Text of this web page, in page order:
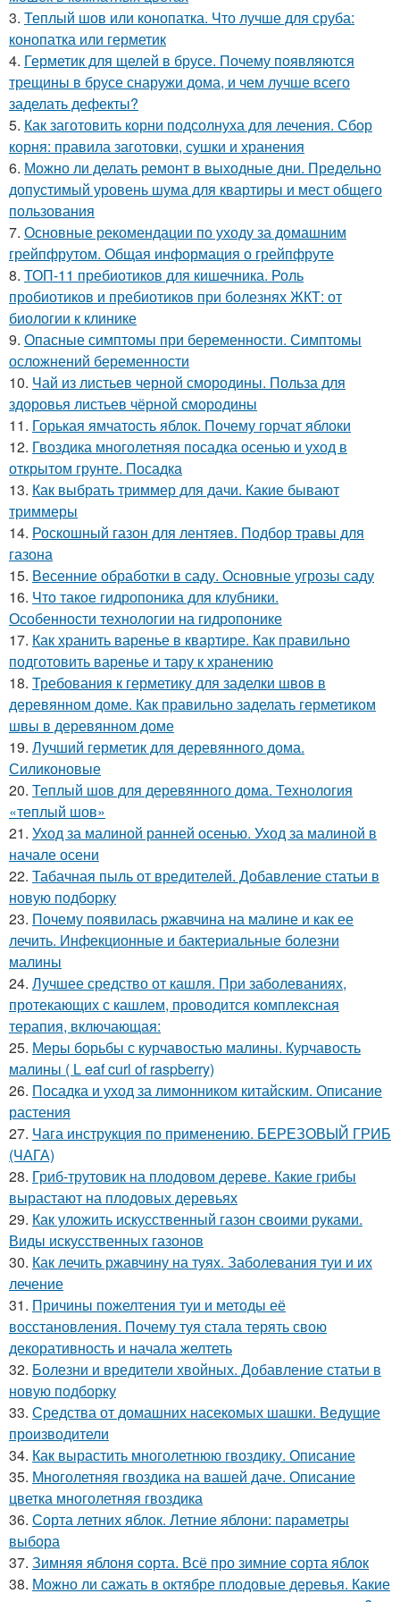
3. Теплый шов или конопатка. Что лучше для сруба:
конопатка или герметик
4. Герметик для щелей в брусе. Почему появляются
трещины в брусе снаружи дома, и чем лучше всего
заделать дефекты?
5. Как заготовить корни подсолнуха для лечения. Сбор
корня: правила заготовки, сушки и хранения
6. Можно ли делать ремонт в выходные дни. Предельно
допустимый уровень шума для квартиры и мест общего
пользования
7. Основные рекомендации по уходу за домашним
грейпфрутом. Общая информация о грейпфруте
8. ТОП-11 пребиотиков для кишечника. Роль
пробиотиков и пребиотиков при болезнях ЖКТ: от
биологии к клинике
9. Опасные симптомы при беременности. Симптомы
осложнений беременности
10. Чай из листьев черной смородины. Польза для
здоровья листьев чёрной смородины
11. Горькая ямчатость яблок. Почему горчат яблоки
12. Гвоздика многолетняя посадка осенью и уход в
открытом грунте. Посадка
13. Как выбрать триммер для дачи. Какие бывают
триммеры
14. Роскошный газон для лентяев. Подбор травы для
газона
15. Весенние обработки в саду. Основные угрозы саду
16. Что такое гидропоника для клубники.
Особенности технологии на гидропонике
17. Как хранить варенье в квартире. Как правильно
подготовить варенье и тару к хранению
18. Требования к герметику для заделки швов в
деревянном доме. Как правильно заделать герметиком
швы в деревянном доме
19. Лучший герметик для деревянного дома.
Силиконовые
20. Теплый шов для деревянного дома. Технология
«теплый шов»
21. Уход за малиной ранней осенью. Уход за малиной в
начале осени
22. Табачная пыль от вредителей. Добавление статьи в
новую подборку
23. Почему появилась ржавчина на малине и как ее
лечить. Инфекционные и бактериальные болезни
малины
24. Лучшее средство от кашля. При заболеваниях,
протекающих с кашлем, проводится комплексная
терапия, включающая:
25. Меры борьбы с курчавостью малины. Курчавость
малины ( L eaf curl of raspberry)
26. Посадка и уход за лимонником китайским. Описание
растения
27. Чага инструкция по применению. БЕРЕЗОВЫЙ ГРИБ
(ЧАГА)
28. Гриб-трутовик на плодовом дереве. Какие грибы
вырастают на плодовых деревьях
29. Как уложить искусственный газон своими руками.
Виды искусственных газонов
30. Как лечить ржавчину на туях. Заболевания туи и их
лечение
31. Причины пожелтения туи и методы её
восстановления. Почему туя стала терять свою
декоративность и начала желтеть
32. Болезни и вредители хвойных. Добавление статьи в
новую подборку
33. Средства от домашних насекомых шашки. Ведущие
производители
34. Как вырастить многолетнюю гвоздику. Описание
35. Многолетняя гвоздика на вашей даче. Описание
цветка многолетняя гвоздика
36. Сорта летних яблок. Летние яблони: параметры
выбора
37. Зимняя яблоня сорта. Всё про зимние сорта яблок
38. Можно ли сажать в октябре плодовые деревья. Какие